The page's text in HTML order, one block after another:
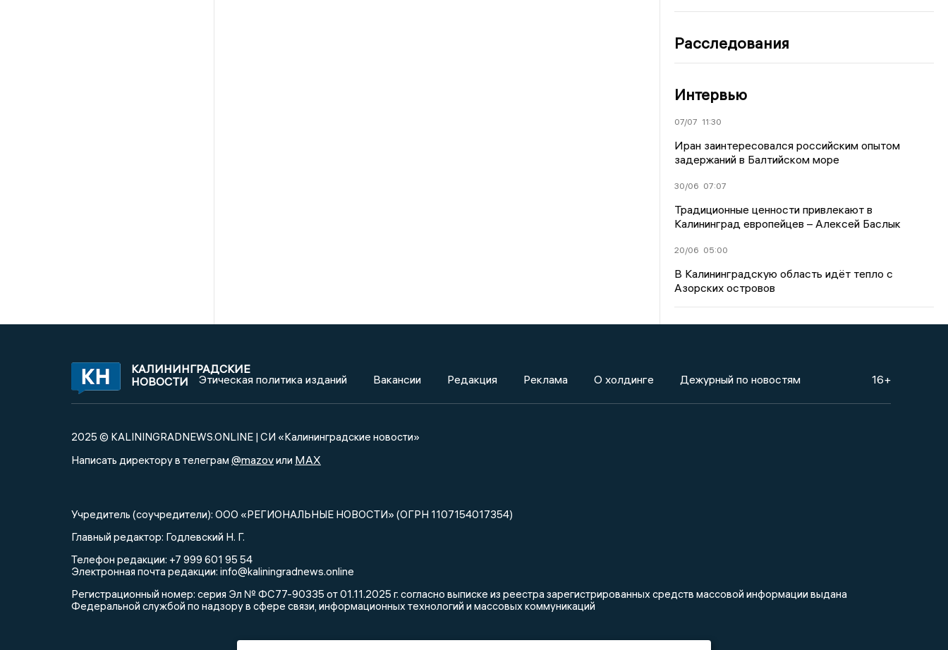
Расследования
Интервью
07/07 11:30
Иран заинтересовался российским опытом
задержаний в Балтийском море
30/06 07:07
Традиционные ценности привлекают в
Калининград европейцев – Алексей Баслык
20/06 05:00
В Калининградскую область идёт тепло с
Азорских островов
КАЛИНИНГРАДСКИЕ
НОВОСТИ
Этическая политика изданий Вакансии Редакция Реклама О холдинге Дежурный по новостям 16+
2025 © KALININGRADNEWS.ONLINE | СИ «Калининградские новости»
Написать директору в телеграм @mazovили MAX
Учредитель (соучредители): ООО «РЕГИОНАЛЬНЫЕ НОВОСТИ» (ОГРН 1107154017354)
Главный редактор: Годлевский Н. Г.
Телефон редакции: +7 999 601 95 54
Электронная почта редакции: info@kaliningradnews.online
Регистрационный номер: серия Эл № ФС77-90335 от 01.11.2025 г. согласно выписке из реестра зарегистрированных средств массовой информации выдана
Федеральной службой по надзору в сфере связи, информационных технологий и массовых коммуникаций